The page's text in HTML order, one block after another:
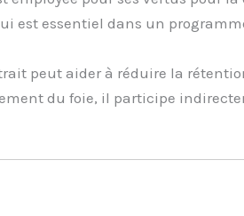
est essentiel dans un
peut aider à réduire la
du foie, il participe